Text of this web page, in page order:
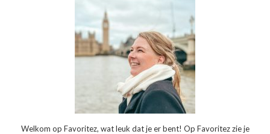
Welkom op Favoritez, wat leuk dat je er bent! Op Favoritez zie je